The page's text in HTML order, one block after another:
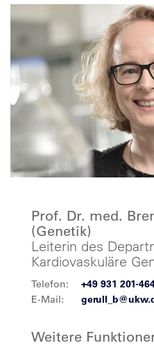
Prof. Dr. med.
(Genetik)
Leiterin des
Kardiovaskuläre
Telefon:
+49 931 201-
E-Mail:
Weitere